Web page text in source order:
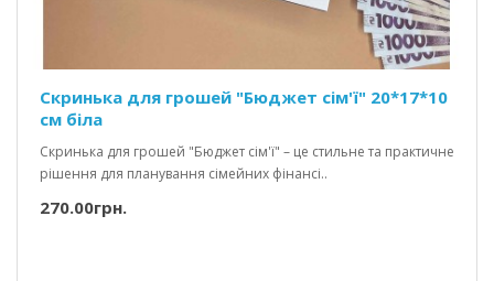
Скринька для грошей "Бюджет сім'ї" 20*17*10
см біла
Скринька для грошей "Бюджет сім'ї" – це стильне та практичне
рішення для планування сімейних фінансі..
270.00грн.